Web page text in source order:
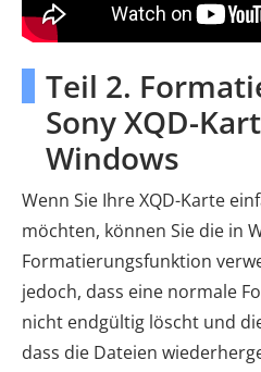
Teil 2.
Sony XQD-
Windows
Wenn Sie Ihre XQD-Karte
möchten, können Sie die in
Formatierungsfunktion
jedoch, dass eine normale
nicht endgültig löscht und
dass die Dateien